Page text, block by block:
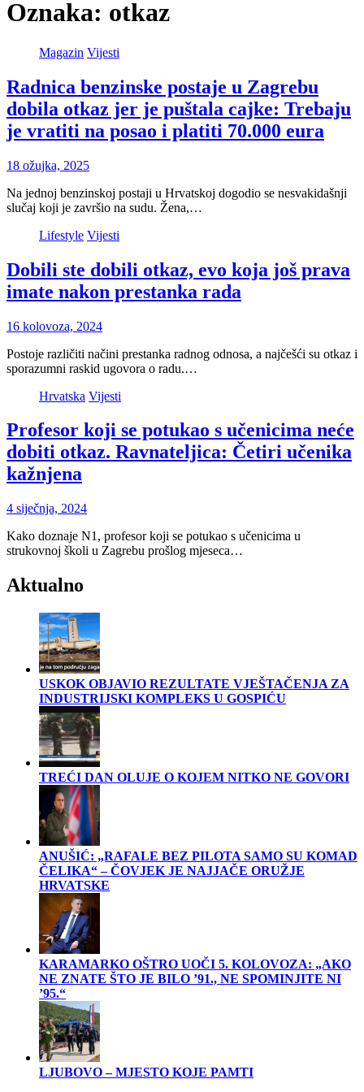
Oznaka: otkaz
Magazin Vijesti
Radnica benzinske postaje u Zagrebu
dobila otkaz jer je puštala cajke: Trebaju
je vratiti na posao i platiti 70.000 eura
18 ožujka, 2025
Na jednoj benzinskoj postaji u Hrvatskoj dogodio se nesvakidašnji
slučaj koji je završio na sudu. Žena,…
Lifestyle Vijesti
Dobili ste dobili otkaz, evo koja još prava
imate nakon prestanka rada
16 kolovoza, 2024
Postoje različiti načini prestanka radnog odnosa, a najčešći su otkaz i
sporazumni raskid ugovora o radu.…
Hrvatska Vijesti
Profesor koji se potukao s učenicima neće
dobiti otkaz. Ravnateljica: Četiri učenika
kažnjena
4 siječnja, 2024
Kako doznaje N1, profesor koji se potukao s učenicima u
strukovnoj školi u Zagrebu prošlog mjeseca…
Aktualno
USKOK OBJAVIO REZULTATE VJEŠTAČENJA ZA
INDUSTRIJSKI KOMPLEKS U GOSPIĆU
TREĆI DAN OLUJE O KOJEM NITKO NE GOVORI
ANUŠIĆ: „RAFALE BEZ PILOTA SAMO SU KOMAD
ČELIKA“ – ČOVJEK JE NAJJAČE ORUŽJE
HRVATSKE
KARAMARKO OŠTRO UOČI 5. KOLOVOZA: „AKO
NE ZNATE ŠTO JE BILO ’91., NE SPOMINJITE NI
’95.“
LJUBOVO – MJESTO KOJE PAMTI